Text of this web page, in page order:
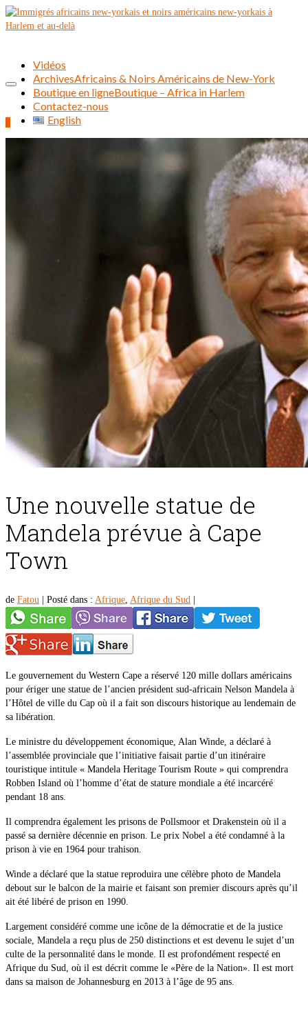
Vidéos
ArchivesAfricains & Noirs Américains de New-York
Boutique en ligneBoutique – Africa in Harlem
Contactez-nous
English
Une nouvelle statue de
Mandela prévue à Cape
Town
de Fatou Posté dans : Afrique, Afrique du Sud
Le gouvernement du Western Cape a réservé 120 mille dollars américains
pour ériger une statue de l’ancien président sud-africain Nelson Mandela à
l’Hôtel de ville du Cap où il a fait son discours historique au lendemain de
sa libération.
Le ministre du développement économique, Alan Winde, a déclaré à
l’assemblée provinciale que l’initiative faisait partie d’un itinéraire
touristique intitule « Mandela Heritage Tourism Route » qui comprendra
Robben Island où l’homme d’état de stature mondiale a été incarcéré
pendant 18 ans.
Il comprendra également les prisons de Pollsmoor et Drakenstein où il a
passé sa dernière décennie en prison. Le prix Nobel a été condamné à la
prison à vie en 1964 pour trahison.
Winde a déclaré que la statue reproduira une célèbre photo de Mandela
debout sur le balcon de la mairie et faisant son premier discours après qu’il
ait été libéré de prison en 1990.
Largement considéré comme une icône de la démocratie et de la justice
sociale, Mandela a reçu plus de 250 distinctions et est devenu le sujet d’un
culte de la personnalité dans le monde. Il est profondément respecté en
Afrique du Sud, où il est décrit comme le «Père de la Nation». Il est mort
dans sa maison de Johannesburg en 2013 à l’âge de 95 ans.